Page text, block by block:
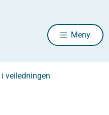
Meny
veiledningen